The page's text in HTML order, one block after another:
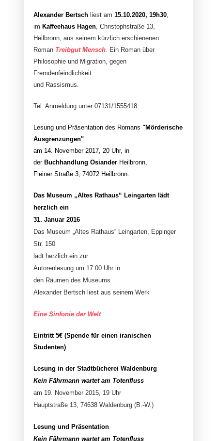
Alexander Bertsch liest am 15.10.2020, 19h30,
im Kaffeehaus Hagen, Christophstraße 13,
Heilbronn, aus seinem kürzlich erschienenen
Roman Treibgut Mensch. Ein Roman über
Philosophie und Migration, gegen
Fremdenfeindlichkeit
und Rassismus.
Tel. Anmeldung unter 07131/1555418
Lesung und Präsentation des Romans "Mörderische
Ausgrenzungen"
am 14. November 2017, 20 Uhr, in
der Buchhandlung Osiander Heilbronn,
Fleiner Straße 3, 74072 Heilbronn.
Das Museum „Altes Rathaus“ Leingarten lädt
herzlich ein
31. Januar 2016
Das Museum „Altes Rathaus“ Leingarten, Eppinger
Str. 150
lädt herzlich ein zur
Autorenlesung um 17.00 Uhr in
den Räumen des Museums
Alexander Bertsch liest aus seinem Werk
Eine Sinfonie der Welt
Eintritt 5€ (Spende für einen iranischen
Studenten)
Lesung in der Stadtbücherei Waldenburg
Kein Fährmann wartet am Totenfluss
am 19. November 2015, 19 Uhr
Hauptstraße 13, 74638 Waldenburg (B.-W.)
Lesung und Präsentation
Kein Fährmann wartet am Totenfluss